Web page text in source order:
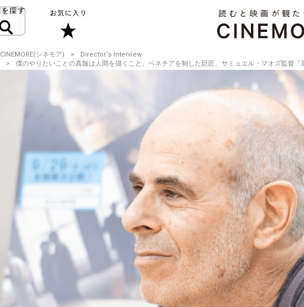
CINEMORE(シネモア)
Director‘s Interview
僕のやりたいことの真髄は人間を描くこと。ベネチアを制した巨匠、サミュエル・マオズ監督